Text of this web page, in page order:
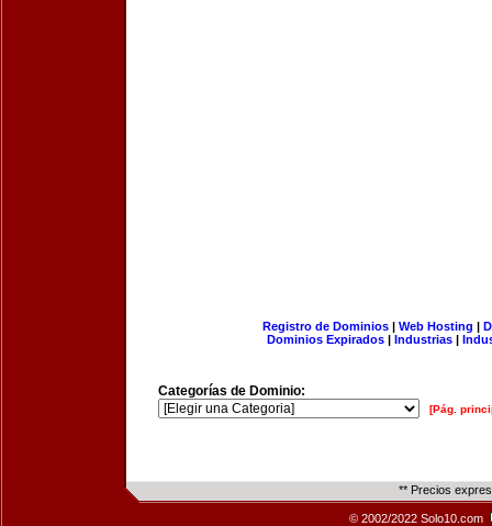
Registro de Dominios| Web Hosting |
Dominios Expirados | Industrias |
Categorías de Dominio:
[Pág.
** Precios
© 2002/2022 Solo10.com